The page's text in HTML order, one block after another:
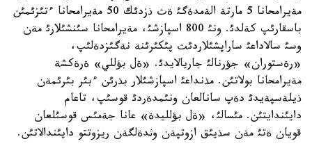
مةيرامحانا 5 مارتة الةمدةگئ ةث ذزدئك 50 مةيرامحانا ءتئزئمئن
باسقارئپ كةلدئ. ونئ 800 اسپازشئ، مةيرامحانا سئنشئلارئ مةن
وسئ سالاداعئ ساراپشئلاردئث پئكئرئنة نةگئزدةلئپ،
«رةستوران» جؤرنالئ جاريالايدئ. «ةل بؤللي» ةرةكشة
مةيرامحانا بولاتئن. مذنداعئ اسپازشئلار بذرئن ءبئر بئرئمةن
ذيلةسپةيدئ دةپ سانالعان ونئمدةردئ قوسئپ، تاعام
دايئندايتئن. مئسالئ، «ةل بؤلليدة» عانا جةمئس قوسئلعان
قويان ةتئ مةن سذيئق ازوتپةن وثدةلگةن ريزوتتو دايئندالاتئن.